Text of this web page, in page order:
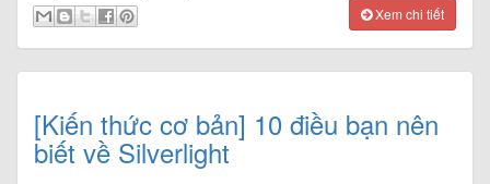
Xem chi tiết
[Kiến thức cơ bản] 10 điều bạn nên
biết về Silverlight